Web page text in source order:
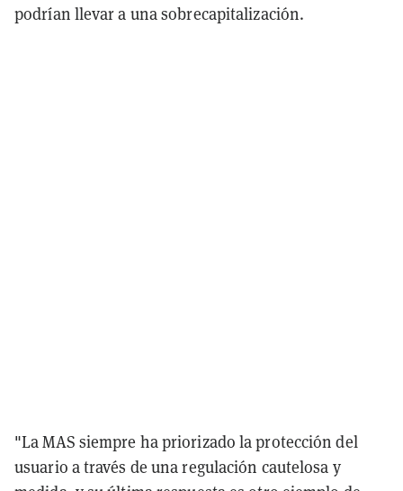
podrían llevar a una sobrecapitalización.
"La MAS siempre ha priorizado la protección del
usuario a través de una regulación cautelosa y